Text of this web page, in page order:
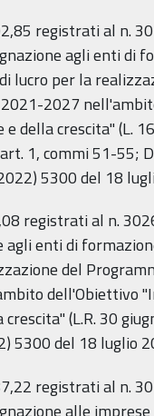
registrati al n.
agli enti di
lucro per la
2027
e della crescita" (L.
1, commi 51-55;
5300 del 18
registrati al n.
agli enti di
del
dell'Obiettivo
(L.R. 30
5300 del 18 luglio
registrati al n.
alle